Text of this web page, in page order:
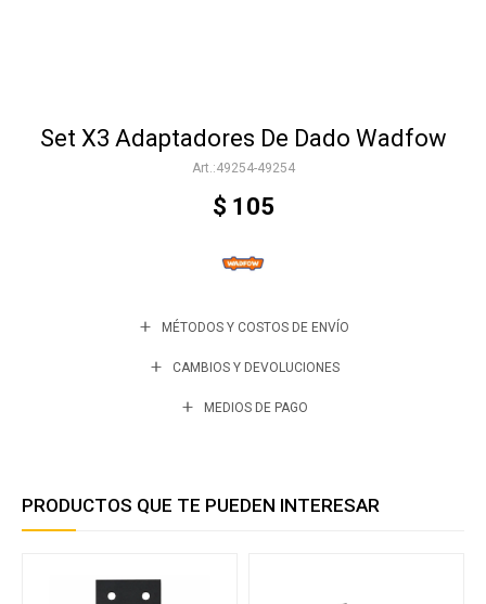
Set X3 Adaptadores De Dado Wadfow
49254-49254
$ 105
MÉTODOS Y COSTOS DE ENVÍO
CAMBIOS Y DEVOLUCIONES
MEDIOS DE PAGO
PRODUCTOS QUE TE PUEDEN INTERESAR
Varios